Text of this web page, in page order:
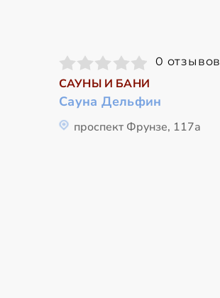
0 отзывов
САУНЫ И БАНИ
Сауна Дельфин
проспект Фрунзе, 117а